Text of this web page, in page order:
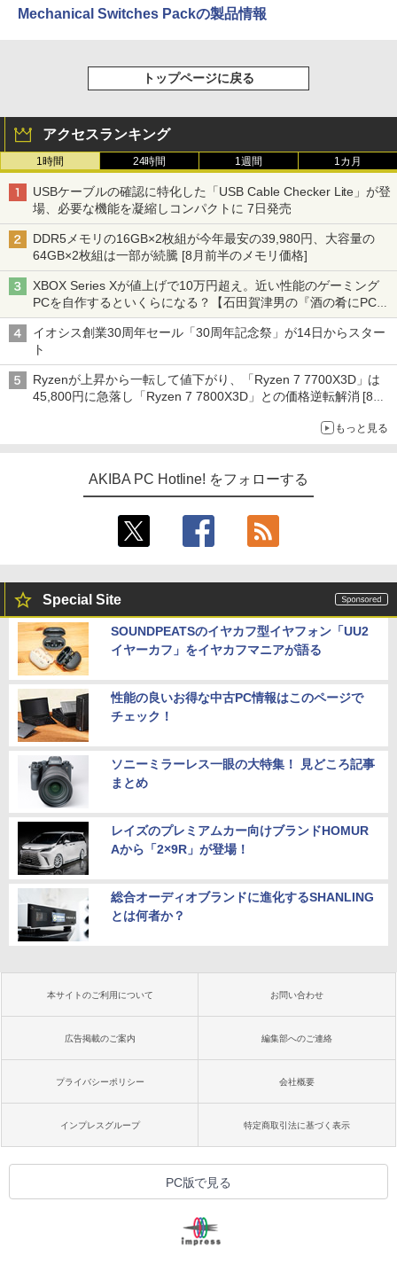
Mechanical Switches Packの製品情報
トップページに戻る
アクセスランキング
1時間 24時間 1週間 1カ月
USBケーブルの確認に特化した「USB Cable Checker Lite」が登
場、必要な機能を凝縮しコンパクトに 7日発売
DDR5メモリの16GB×2枚組が今年最安の39,980円、大容量の
64GB×2枚組は一部が続騰 [8月前半のメモリ価格]
XBOX Series Xが値上げで10万円超え。近い性能のゲーミング
PCを自作するといくらになる？【石田賀津男の『酒の肴にPCゲ
ーム』】
イオシス創業30周年セール「30周年記念祭」が14日からスター
ト
Ryzenが上昇から一転して値下がり、「Ryzen 7 7700X3D」は
45,800円に急落し「Ryzen 7 7800X3D」との価格逆転解消 [8月
もっと見る
AKIBA PC Hotline! をフォローする
Special Site
SOUNDPEATSのイヤカフ型イヤフォン「UU2
イヤーカフ」をイヤカフマニアが語る
性能の良いお得な中古PC情報はこのページで
チェック！
ソニーミラーレス一眼の大特集！ 見どころ記事
まとめ
レイズのプレミアムカー向けブランドHOMUR
Aから「2×9R」が登場！
総合オーディオブランドに進化するSHANLING
とは何者か？
本サイトのご利用について お問い合わせ
広告掲載のご案内 編集部へのご連絡
プライバシーポリシー 会社概要
インプレスグループ 特定商取引法に基づく表示
PC版で見る